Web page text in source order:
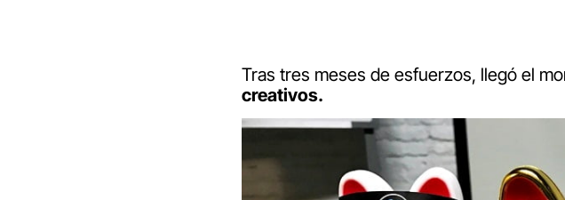
Tras tres meses de esfuerzos, llegó el
creativos.